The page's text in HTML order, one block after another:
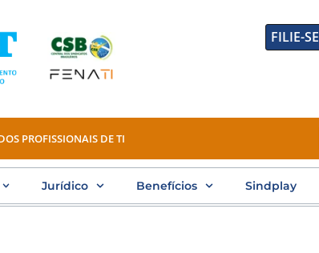
FILIE-SE
PROFISSIONAIS DE TI
Jurídico Benefícios Sindplay